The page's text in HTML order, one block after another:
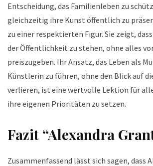
Entscheidung, das Familienleben zu
gleichzeitig ihre Kunst öffentlich zu
zu einer respektierten Figur. Sie zeigt,
der Öffentlichkeit zu stehen, ohne alles
preiszugeben. Ihr Ansatz, das Leben als
Künstlerin zu führen, ohne den Blick auf
verlieren, ist eine wertvolle Lektion für
ihre eigenen Prioritäten zu setzen.
Fazit “Alexandra
Zusammenfassend lässt sich sagen, dass